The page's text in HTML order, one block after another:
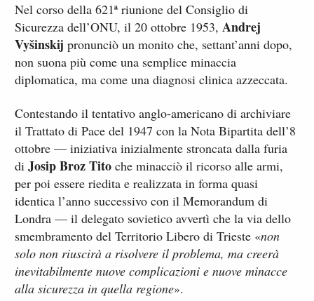
Nel corso della 621ª riunione del Consiglio di
Sicurezza dell’ONU, il 20 ottobre 1953,Andrej
Vyšinskij pronunciò un monito che, settant’anni dopo,
non suona più come una semplice minaccia
diplomatica, ma come una diagnosi clinica azzeccata.
Contestando il tentativo anglo-americano di archiviare
il Trattato di Pace del 1947 con la Nota Bipartita dell’8
ottobre — iniziativa inizialmente stroncata dalla furia
diJosip Broz Tito che minacciò il ricorso alle armi,
per poi essere riedita e realizzata in forma quasi
identica l’anno successivo con il Memorandum di
Londra — il delegato sovietico avvertì che la via dello
smembramento del Territorio Libero di Trieste «non
solo non riuscirà a risolvere il problema, ma creerà
inevitabilmente nuove complicazioni e nuove minacce
alla sicurezza in quella regione».